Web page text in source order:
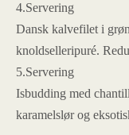
4.Servering
Dansk kalvefilet i
knoldselleripuré.
5.Servering
Isbudding med
karamelslør og